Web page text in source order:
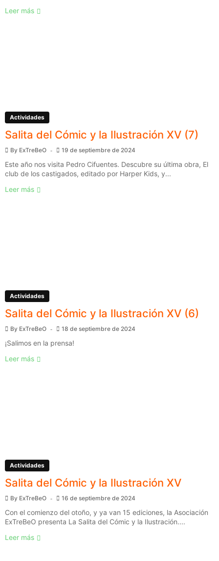
Leer más
Actividades
Salita del Cómic y la Ilustración XV (7)
By ExTreBeO 19 de septiembre de 2024
Este año nos visita Pedro Cifuentes. Descubre su última obra, El
club de los castigados, editado por Harper Kids, y...
Leer más
Actividades
Salita del Cómic y la Ilustración XV (6)
By ExTreBeO 18 de septiembre de 2024
¡Salimos en la prensa!
Leer más
Actividades
Salita del Cómic y la Ilustración XV
By ExTreBeO 16 de septiembre de 2024
Con el comienzo del otoño, y ya van 15 ediciones, la Asociación
ExTreBeO presenta La Salita del Cómic y la Ilustración....
Leer más